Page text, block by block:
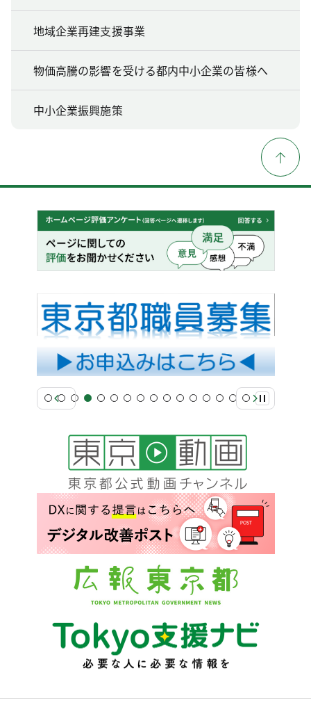
地域企業再建支援事業
物価高騰の影響を受ける都内中小企業の皆様へ
中小企業振興施策